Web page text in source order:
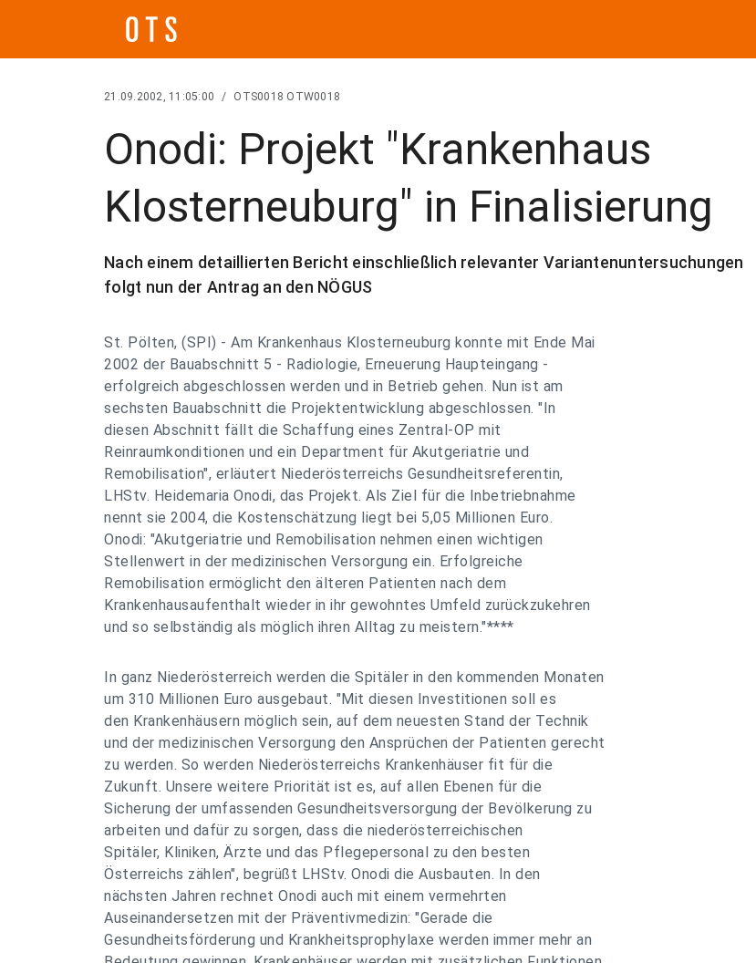
21.09.2002, 11:05:00 / OTS0018 OTW0018
Onodi: Projekt "Krankenhaus
Klosterneuburg" in Finalisierung
Nach einem detaillierten Bericht einschließlich relevanter Variantenuntersuchungen
folgt nun der Antrag an den NÖGUS
St. Pölten, (SPI) - Am Krankenhaus Klosterneuburg konnte mit Ende Mai
2002 der Bauabschnitt 5 - Radiologie, Erneuerung Haupteingang -
erfolgreich abgeschlossen werden und in Betrieb gehen. Nun ist am
sechsten Bauabschnitt die Projektentwicklung abgeschlossen. "In
diesen Abschnitt fällt die Schaffung eines Zentral-OP mit
Reinraumkonditionen und ein Department für Akutgeriatrie und
Remobilisation", erläutert Niederösterreichs Gesundheitsreferentin,
LHStv. Heidemaria Onodi, das Projekt. Als Ziel für die Inbetriebnahme
nennt sie 2004, die Kostenschätzung liegt bei 5,05 Millionen Euro.
Onodi: "Akutgeriatrie und Remobilisation nehmen einen wichtigen
Stellenwert in der medizinischen Versorgung ein. Erfolgreiche
Remobilisation ermöglicht den älteren Patienten nach dem
Krankenhausaufenthalt wieder in ihr gewohntes Umfeld zurückzukehren
und so selbständig als möglich ihren Alltag zu meistern."****
In ganz Niederösterreich werden die Spitäler in den kommenden Monaten
um 310 Millionen Euro ausgebaut. "Mit diesen Investitionen soll es
den Krankenhäusern möglich sein, auf dem neuesten Stand der Technik
und der medizinischen Versorgung den Ansprüchen der Patienten gerecht
zu werden. So werden Niederösterreichs Krankenhäuser fit für die
Zukunft. Unsere weitere Priorität ist es, auf allen Ebenen für die
Sicherung der umfassenden Gesundheitsversorgung der Bevölkerung zu
arbeiten und dafür zu sorgen, dass die niederösterreichischen
Spitäler, Kliniken, Ärzte und das Pflegepersonal zu den besten
Österreichs zählen", begrüßt LHStv. Onodi die Ausbauten. In den
nächsten Jahren rechnet Onodi auch mit einem vermehrten
Auseinandersetzen mit der Präventivmedizin: "Gerade die
Gesundheitsförderung und Krankheitsprophylaxe werden immer mehr an